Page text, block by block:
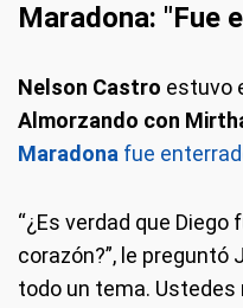
Maradona: "Fue
Nelson Castro estuvo
Almorzando con
Maradona fue
“¿Es verdad que
corazón?”, le preguntó
todo un tema. Ustedes